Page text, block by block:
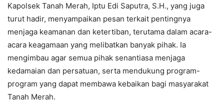
Kapolsek Tanah Merah, Iptu Edi Saputra, S.H., yang juga
turut hadir, menyampaikan pesan terkait pentingnya
menjaga keamanan dan ketertiban, terutama dalam acara-
acara keagamaan yang melibatkan banyak pihak. Ia
mengimbau agar semua pihak senantiasa menjaga
kedamaian dan persatuan, serta mendukung program-
program yang dapat membawa kebaikan bagi masyarakat
Tanah Merah.